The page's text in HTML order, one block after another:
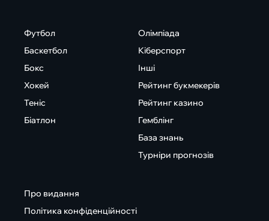
Футбол
Баскетбол
Бокс
Хокей
Теніс
Біатлон
Олімпіада
Кіберспорт
Інші
Рейтинг букмекерів
Рейтинг казино
Гемблінг
База знань
Турніри прогнозів
Про видання
Політика конфіденційності